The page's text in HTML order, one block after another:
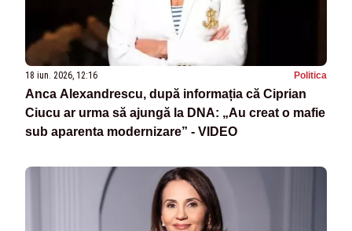
18 iun. 2026, 12:16 Politica
Anca Alexandrescu, după informația că Ciprian
Ciucu ar urma să ajungă la DNA: „Au creat o mafie
sub aparenta modernizare” - VIDEO